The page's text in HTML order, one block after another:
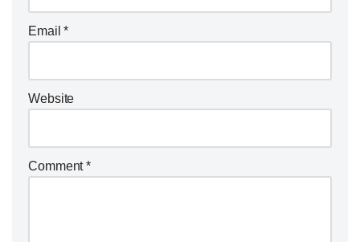
Email*
Website
Comment*